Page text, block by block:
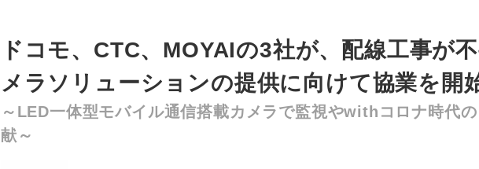
ドコモ、CTC、MOYAIの3社が、配線工事が
メラソリューションの提供に向けて協業を開
～LED一体型モバイル通信搭載カメラで監視やwithコロナ時代
献～